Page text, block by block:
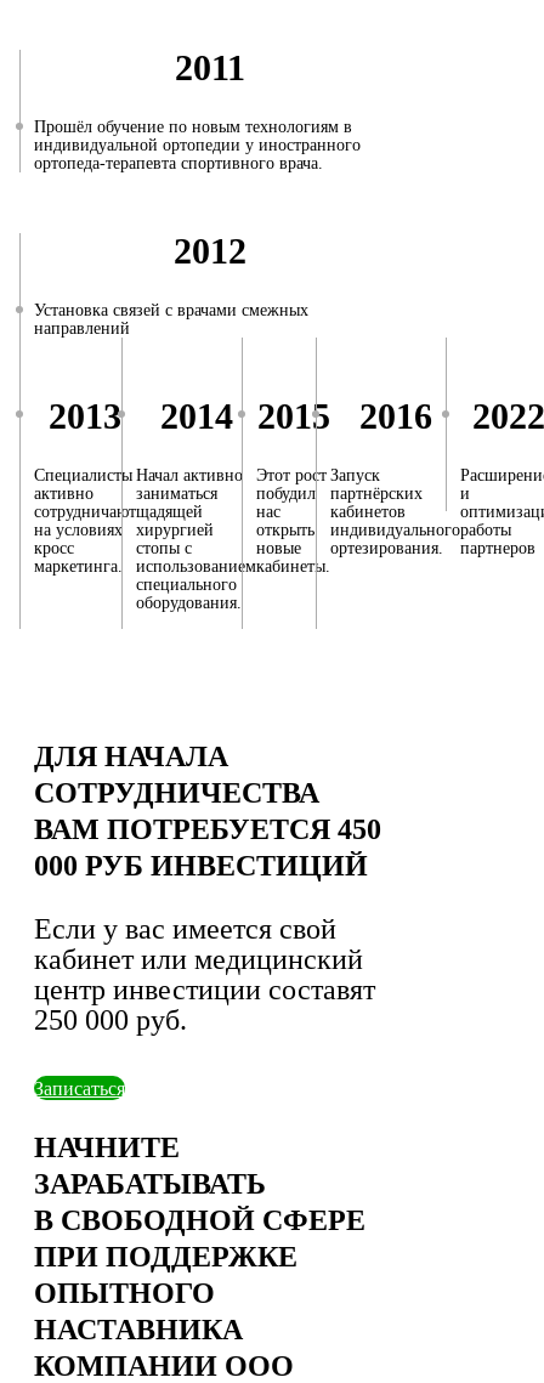
2011
Прошёл обучение по новым технологиям в
индивидуальной ортопедии у иностранного
ортопеда-терапевта спортивного врача.
2012
Установка связей с врачами смежных
направлений
2013
Специалисты
активно
сотрудничают
на условиях
кросс
маркетинга.
2014
Начал активно
заниматься
щадящей
хирургией
стопы с
использованием
специального
оборудования.
2015
Этот рост
побудил
нас
открыть
новые
кабинеты.
2016
Запуск
партнёрских
кабинетов
индивидуального
ортезирования.
2022
и
работы
партнеров
ДЛЯ НАЧАЛА
СОТРУДНИЧЕСТВА
ВАМ ПОТРЕБУЕТСЯ 450
000 РУБ ИНВЕСТИЦИЙ
Если у вас имеется свой
кабинет или медицинский
центр инвестиции составят
250 000 руб.
Записаться
НАЧНИТЕ
ЗАРАБАТЫВАТЬ
В СВОБОДНОЙ СФЕРЕ
ПРИ ПОДДЕРЖКЕ
ОПЫТНОГО
НАСТАВНИКА
КОМПАНИИ ООО